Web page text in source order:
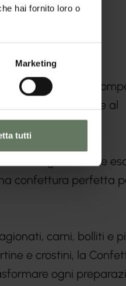
hai fornito loro o
Marketing
tutti
prelibatezza che
alla sapidità e al
artigianale che
confettura perfetta
carni, bolliti e
e crostini, la
ogni